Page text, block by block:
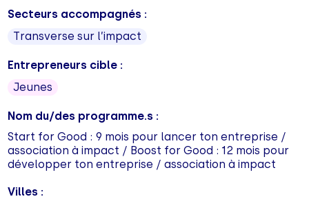
Secteurs accompagnés :
Transverse sur l’impact
Entrepreneurs cible :
Jeunes
Nom du/des programme.s :
Start for Good : 9 mois pour lancer ton entreprise /
association à impact / Boost for Good : 12 mois pour
développer ton entreprise / association à impact
Villes :